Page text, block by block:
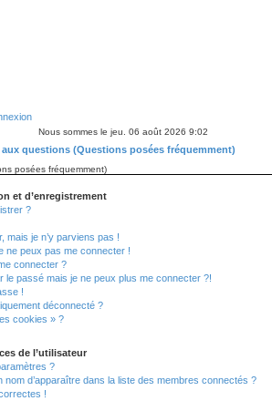
Nous sommes le jeu. 06 août 2026 9:02
aux questions (Questions posées fréquemment)
posées fréquemment)
et d’enregistrement
?
mais je n’y parviens pas !
ne peux pas me connecter !
connecter ?
le passé mais je ne peux plus me connecter ?!
!
déconnecté ?
cookies » ?
de l’utilisateur
?
nom d’apparaître dans la liste des membres connectés ?
!